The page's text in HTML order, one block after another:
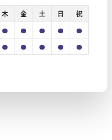
木 金 土 日
祝
診
療
診
療
診
療
診
療
診
療
診
療
診
療
診
療
診
療
診
療